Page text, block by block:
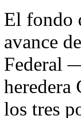
El fondo
avance
Federal
los tres